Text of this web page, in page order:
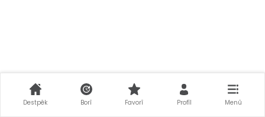
Destpêk Borî Favorî Profîl Menû